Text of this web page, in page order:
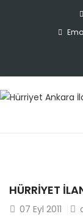
HÜRRIYET
07 Eyl 2011